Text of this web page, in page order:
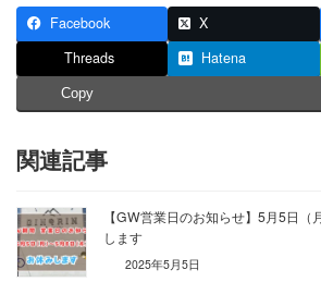
Facebook X
Threads
Hatena
Copy
関連記事
【GW営業日のお知らせ】5月5日
します
2025年5月5日